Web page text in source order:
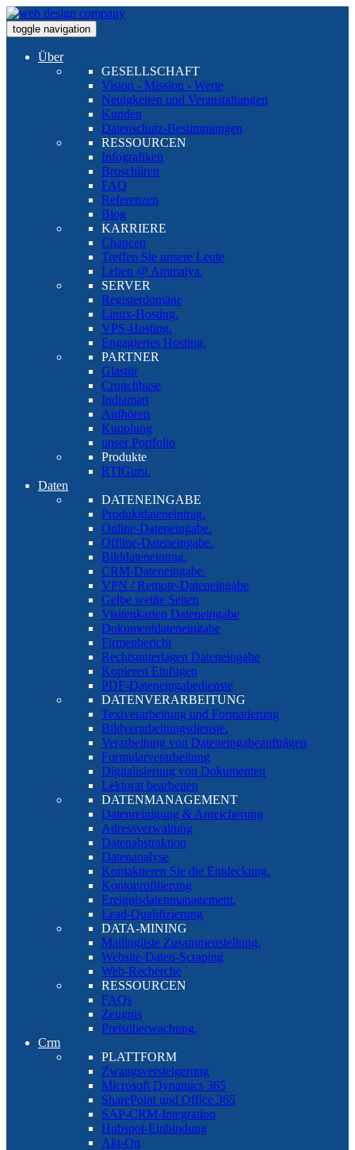
toggle navigation
Über
GESELLSCHAFT
Vision - Mission - Werte
Neuigkeiten und Veranstaltungen
Kunden
Datenschutz-Bestimmungen
RESSOURCEN
Infografiken
Broschüren
FAQ
Referenzen
Blog
KARRIERE
Chancen
Treffen Sie unsere Leute
Leben @ Ammaiya.
SERVER
Registerdomäne
Linux-Hosting.
VPS-Hosting.
Engagiertes Hosting.
PARTNER
Glastür
Crunchbase
Indiamart
Aufhören
Kupplung
unser Portfolio
Produkte
RTIGuru.
Daten
DATENEINGABE
Produktdateneintrag.
Online-Dateneingabe.
Offline-Dateneingabe.
Bilddateneintrag.
CRM-Dateneingabe.
VPN / Remote-Dateneingabe
Gelbe weiße Seiten
Visitenkarten Dateneingabe
Dokumentdateneingabe
Firmenbericht
Rechtsunterlagen Dateneingabe
Kopieren Einfügen
PDF-Dateneingabedienste
DATENVERARBEITUNG
Textverarbeitung und Formatierung
Bildverarbeitungsdienste.
Verarbeitung von Dateneingabeaufträgen
Formularverarbeitung
Digitalisierung von Dokumenten
Lektorat bearbeiten
DATENMANAGEMENT
Datenreinigung & Anreicherung
Adressverwaltung
Datenabstraktion
Datenanalyse
Kontaktieren Sie die Entdeckung.
Kontoprofilierung
Ereignisdatenmanagement.
Lead-Qualifizierung
DATA-MINING
Mailingliste Zusammenstellung.
Website-Daten-Scraping
Web-Recherche
RESSOURCEN
FAQs
Zeugnis
Preisüberwachung.
Crm
PLATTFORM
Zwangsversteigerung
Microsoft Dynamics 365
SharePoint und Office 365
SAP-CRM-Integration
Hubspot-Einbindung
Akt-On